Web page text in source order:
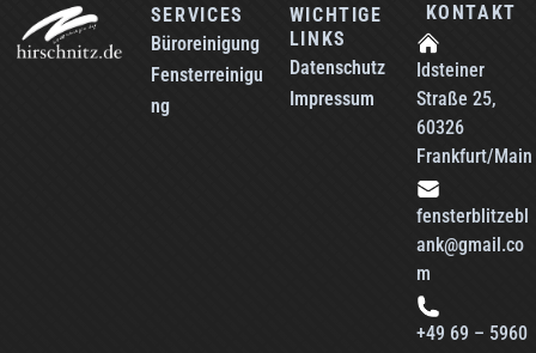
SERVICES
Büroreinigung
Fensterreinigu
ng
WICHTIGE
LINKS
Datenschutz
Impressum
KONTAKT
Idsteiner
Straße 25,
60326
Frankfurt/Main
fensterblitzebl
ank@gmail.co
m
+49 69 – 5960